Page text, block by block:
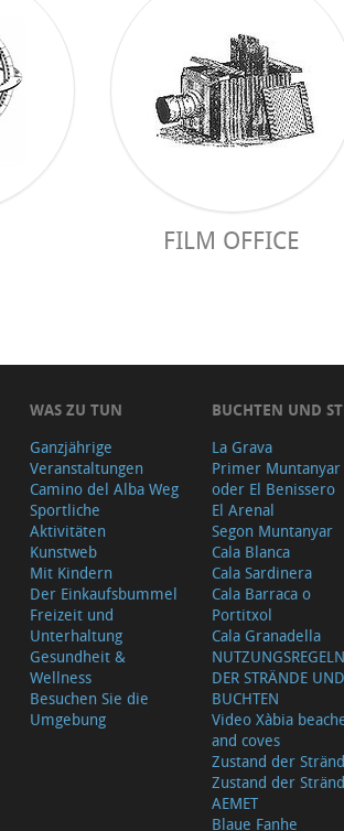
FILM OFFICE
WAS ZU TUN
Ganzjährige
Veranstaltungen
Camino del Alba Weg
Sportliche
Aktivitäten
Kunstweb
Mit Kindern
Der Einkaufsbummel
Freizeit und
Unterhaltung
Gesundheit &
Wellness
Besuchen Sie die
Umgebung
BUCHTEN UND
La Grava
Primer Muntanyar
oder El Benissero
El Arenal
Segon Muntanyar
Cala Blanca
Cala Sardinera
Cala Barraca o
Portitxol
Cala Granadella
NUTZUNGSREGELN
DER STRÄNDE UND
BUCHTEN
Video Xàbia
and coves
Zustand der
Zustand der
AEMET
Blaue Fanhe